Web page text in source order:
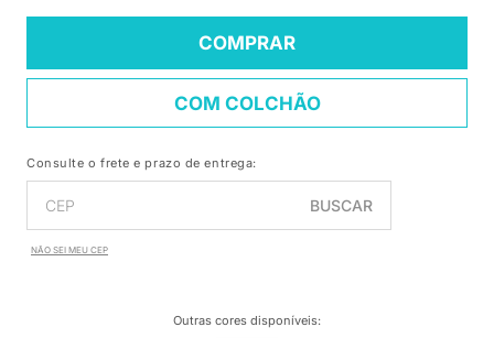
COMPRAR
COM COLCHÃO
Consulte o frete e prazo de entrega:
BUSCAR
NÃO SEI MEU CEP
Outras cores disponíveis: